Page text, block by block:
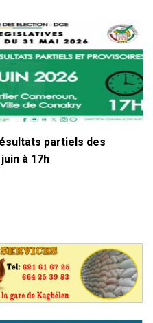
partiels des
à 17h